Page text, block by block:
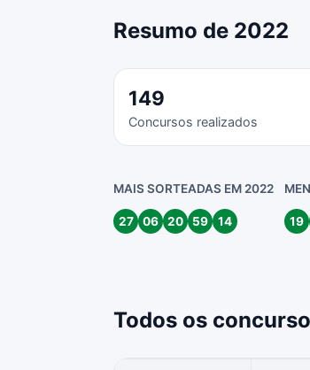
Resumo de 2022
149
Concursos realizados
MAIS SORTEADAS EM 2022
27 06 20 59 14 19
Todos os